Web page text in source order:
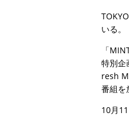
いる。
「
特別企
resh
番組を
10月